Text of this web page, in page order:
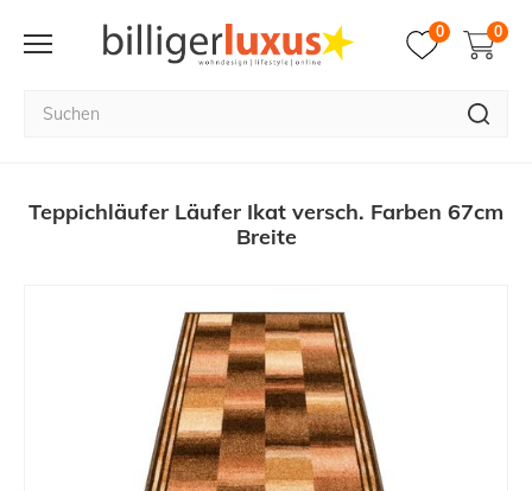
0 0
Teppichläufer Läufer Ikat versch. Farben 67cm
Breite